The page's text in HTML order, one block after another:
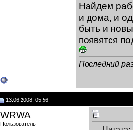
Найдем
и дома, и
быть и
появятся
Последний
13.06.2008, 05:56
WRWA
Пользователь